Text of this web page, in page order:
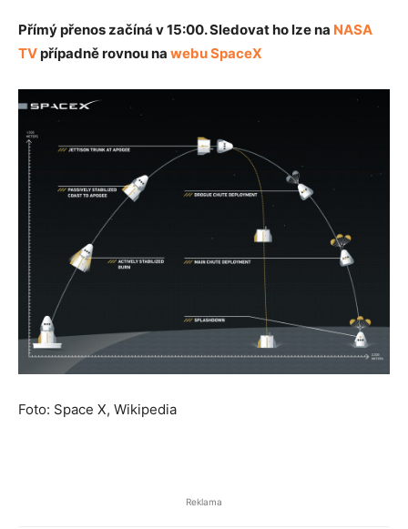
Přímý přenos začíná v 15:00. Sledovat ho lze na NASA
TVpřípadně rovnou na webu SpaceX
Foto: Space X, Wikipedia
Reklama